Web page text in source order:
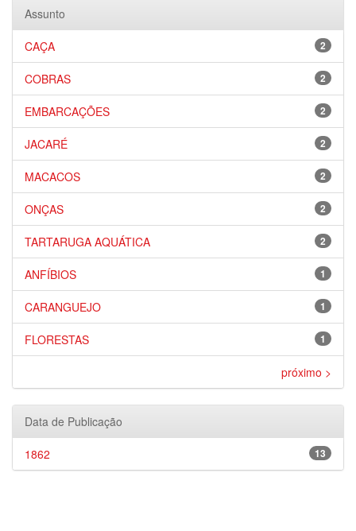
Assunto
2
CAÇA
2
COBRAS
2
EMBARCAÇÕES
2
JACARÉ
2
MACACOS
2
ONÇAS
2
TARTARUGA AQUÁTICA
1
ANFÍBIOS
1
CARANGUEJO
1
FLORESTAS
próximo >
Data de Publicação
13
1862